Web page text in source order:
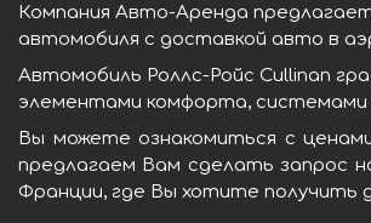
Компания Авто-Аренда
автомобиля с доставкой авто в
Автомобиль Роллс-Ройс Cullinan
элементами комфорта, системами
Вы можете ознакомиться с
предлагаем Вам сделать запрос
Франции, где Вы хотите получить